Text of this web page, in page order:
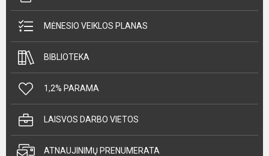
MĖNESIO VEIKLOS PLANAS
BIBLIOTEKA
1,2% PARAMA
LAISVOS DARBO VIETOS
ATNAUJINIMŲ PRENUMERATA